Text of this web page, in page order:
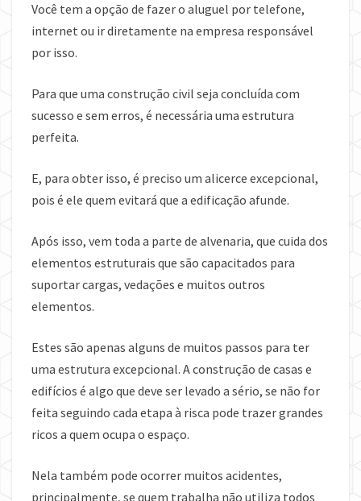
Você tem a opção de fazer o aluguel por telefone,
internet ou ir diretamente na empresa responsável
por isso.
Para que uma construção civil seja concluída com
sucesso e sem erros, é necessária uma estrutura
perfeita.
E, para obter isso, é preciso um alicerce excepcional,
pois é ele quem evitará que a edificação afunde.
Após isso, vem toda a parte de alvenaria, que cuida dos
elementos estruturais que são capacitados para
suportar cargas, vedações e muitos outros
elementos.
Estes são apenas alguns de muitos passos para ter
uma estrutura excepcional. A construção de casas e
edifícios é algo que deve ser levado a sério, se não for
feita seguindo cada etapa à risca pode trazer grandes
ricos a quem ocupa o espaço.
Nela também pode ocorrer muitos acidentes,
principalmente, se quem trabalha não utiliza todos